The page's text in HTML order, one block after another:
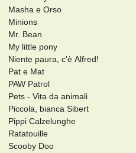
Masha e Orso
Minions
Mr. Bean
My little pony
Niente paura, c'è Alfred!
Pat e Mat
PAW Patrol
Pets - Vita da animali
Piccola, bianca Sibert
Pippi Calzelunghe
Ratatouille
Scooby Doo